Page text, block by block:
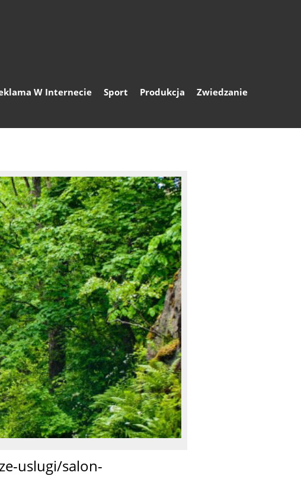
W Internecie Sport Produkcja
Zwiedzanie
uslugi/salon-